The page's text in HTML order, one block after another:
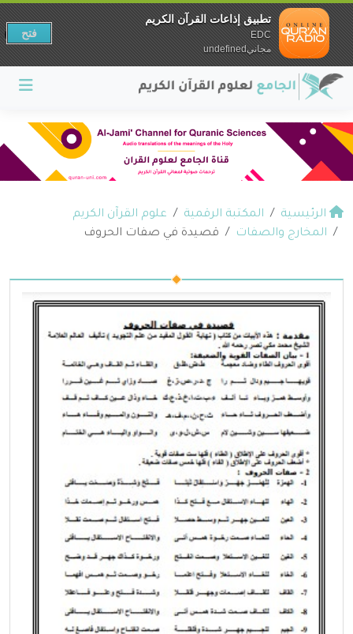
الرئيسية المكتبة الرقمية
علوم القرآن الكريم
المخارج والصفات
قصيدة في صفات الحروف
تطبيق إذاعات القرآن الكريم
EDC
مجانيundefined
فتح